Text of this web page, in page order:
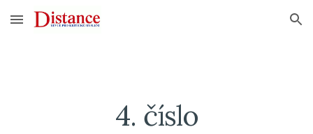
Skip to main content Skip to navigation
4. číslo